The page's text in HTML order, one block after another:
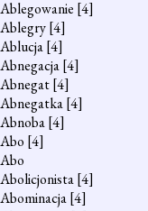
Ablegowanie [4]
Ablegry[4]
Ablucja[4]
Abnegacja[4]
Abnegat[4]
Abnegatka[4]
Abnoba[4]
Abo [4]
Abo
Abolicjonista[4]
Abominacja[4]